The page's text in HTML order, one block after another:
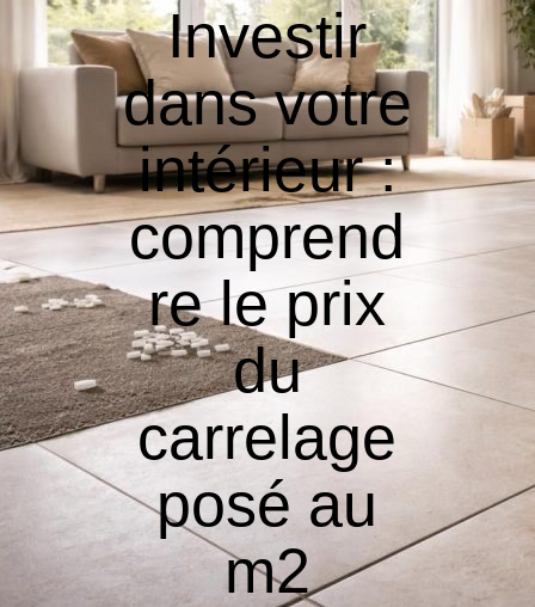
Investir
dans votre
intérieur :
comprend
re le prix
du
carrelage
posé au
m2